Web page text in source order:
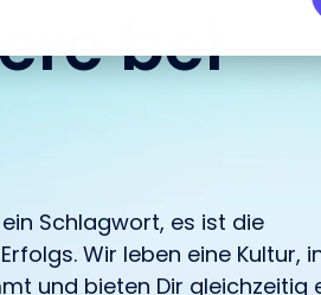
Following
Kooperation
Erstelle dein eigenes
Influencer CRM,
keine
vermeide fehlende
IROIN®
in-house
die uns
jeweils auf
Unsere Guides &
bieten
Tipps für
Influencer
Entdecke
Neueste
Medienressourcen
Media Kits.
bei
Schlagwort, es ist die
Wir leben eine Kultur,
und bieten Dir gleichzeitig